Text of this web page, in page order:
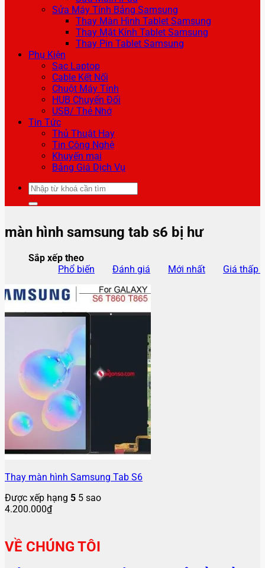
Sửa Máy Tính Bảng Samsung
Thay Màn Hình Tablet Samsung
Thay Mặt Kính Tablet Samsung
Thay Pin Tablet Samsung
Phụ Kiện
Sạc Laptop
Cable Kết Nối
Chuột Máy Tính
HUB Chuyển Đổi
USB/ Thẻ Nhớ
Tin Tức
Thủ Thuật Hay
Tin Công Nghệ
Khuyến mại
Bảng Giá Dịch Vụ
Tìm
kiếm:
màn hình samsung tab s6 bị hư
Sắp xếp theo
Phổ biến
Đánh giá Mới nhất Giá thấp
Thay màn hình Samsung Tab S6
Được xếp hạng 5 5 sao
4.200.000₫
VỀ CHÚNG TÔI